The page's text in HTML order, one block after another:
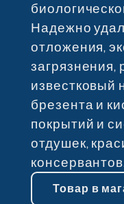
Надежно
отложения,
загрязнения,
известковый
брезента и
покрытий и
отдушек,
Товар в